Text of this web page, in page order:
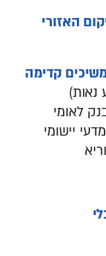
האזורי
קדימה
לאומי
יישומי